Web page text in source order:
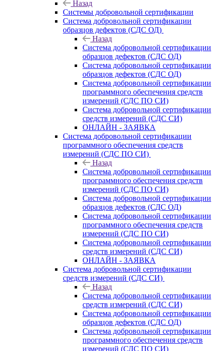
Назад
Системы добровольной сертификации
Система добровольной сертификации
образцов дефектов (СДС ОД)
Назад
Система добровольной сертификации
образцов дефектов (СДС ОД)
Система добровольной сертификации
образцов дефектов (СДС ОД)
Система добровольной сертификации
программного обеспечения средств
измерений (СДС ПО СИ)
Система добровольной сертификации
средств измерений (СДС СИ)
ОНЛАЙН - ЗАЯВКА
Система добровольной сертификации
программного обеспечения средств
измерений (СДС ПО СИ)
Назад
Система добровольной сертификации
программного обеспечения средств
измерений (СДС ПО СИ)
Система добровольной сертификации
образцов дефектов (СДС ОД)
Система добровольной сертификации
программного обеспечения средств
измерений (СДС ПО СИ)
Система добровольной сертификации
средств измерений (СДС СИ)
ОНЛАЙН - ЗАЯВКА
Система добровольной сертификации
средств измерений (СДС СИ)
Назад
Система добровольной сертификации
средств измерений (СДС СИ)
Система добровольной сертификации
образцов дефектов (СДС ОД)
Система добровольной сертификации
программного обеспечения средств
измерений (СДС ПО СИ)